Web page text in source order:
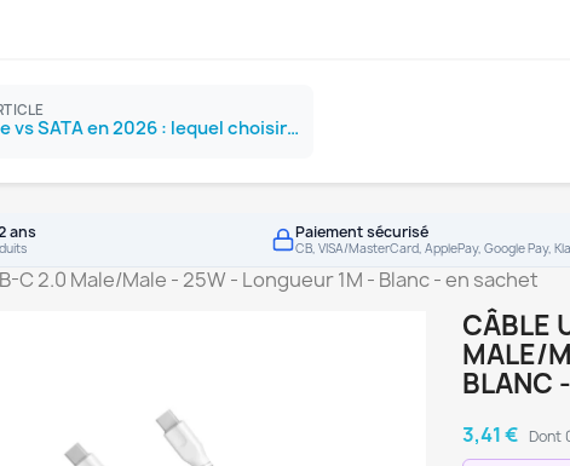
SSD NVMe vs SATA en 2026 : lequel choisir ?
ans Paiement sécurisé
CB, VISA/MasterCard, ApplePay, Google Pay,
C 2.0 Male/Male - 25W - Longueur 1M - Blanc - en sachet
CÂBLE
MALE/
BLANC
3,41 € Dont